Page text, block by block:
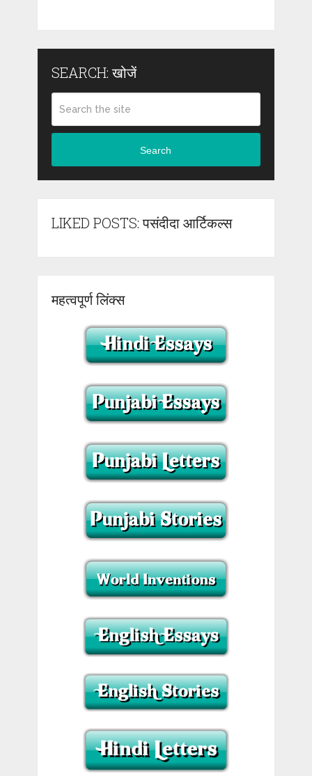
SEARCH: खोजें
Search
LIKED POSTS: पसंदीदा आर्टिकल्स
महत्वपूर्ण लिंक्स